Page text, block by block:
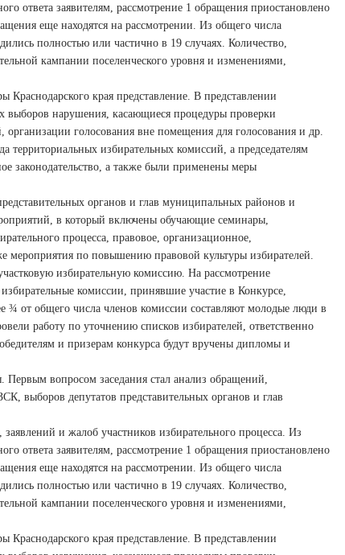
ответа заявителям, рассмотрение 1 обращения приостановлено
еще находятся на рассмотрении. Из общего числа
полностью или частично в 19 случаях. Количество,
кампании поселенческого уровня и изменениями,
края представление. В представлении
нарушения, касающиеся процедуры проверки
голосования вне помещения для голосования и др.
территориальных избирательных комиссий, а председателям
законодательство, а также были применены меры
органов и глав муниципальных районов и
в который включены обучающие семинары,
процесса, правовое, организационное,
мероприятия по повышению правовой культуры избирателей.
избирательную комиссию. На рассмотрение
комиссии, принявшие участие в Конкурсе,
¾ от общего числа членов комиссии составляют молодые люди в
работу по уточнению списков избирателей, ответственно
и призерам конкурса будут вручены дипломы и
Первым вопросом заседания стал анализ обращений,
выборов депутатов представительных органов и глав
и жалоб участников избирательного процесса. Из
ответа заявителям, рассмотрение 1 обращения приостановлено
еще находятся на рассмотрении. Из общего числа
полностью или частично в 19 случаях. Количество,
кампании поселенческого уровня и изменениями,
края представление. В представлении